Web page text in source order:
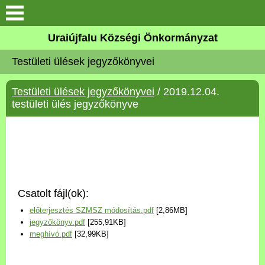
Köszöntő
Elérhetőségek
Uraiújfalu
Választási információk
Versenyképes Járások
Uraiújfalu Községi Önkormányzat
Testületi ülések jegyzőkönyvei
Testületi ülések jegyzőkönyvei / 2019.12.04.
testületi ülés jegyzőkönyve
Csatolt fájl(ok):
előterjesztés SZMSZ módosítás.pdf [2,86MB]
jegyzőkönyv.pdf [255,91KB]
meghívó.pdf [32,99KB]